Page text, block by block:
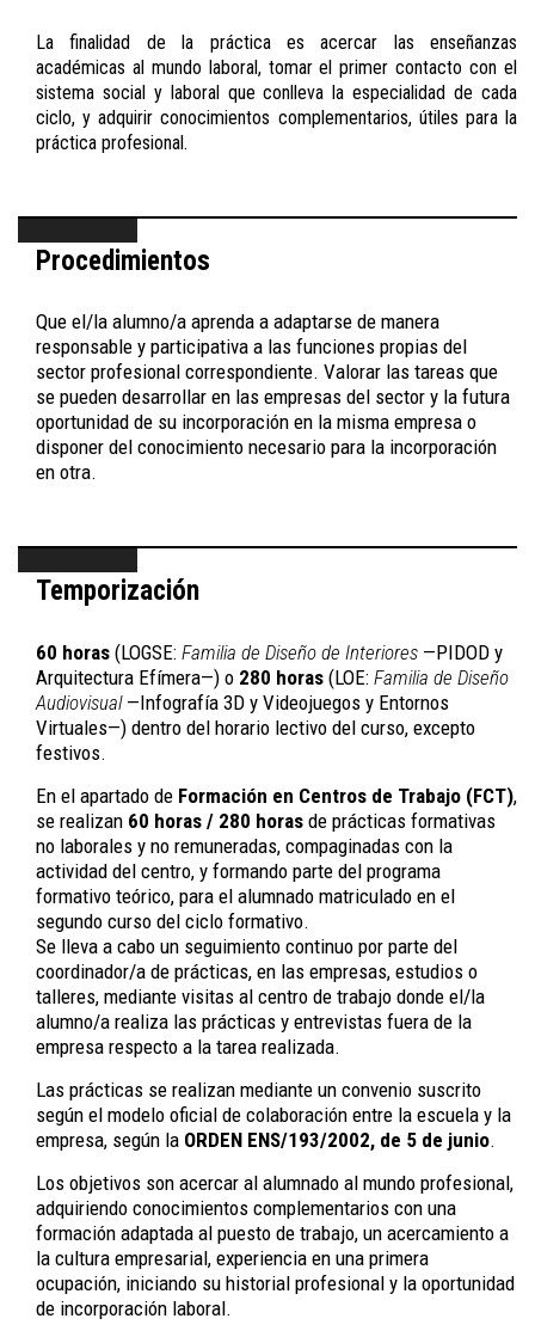
La finalidad de la práctica es acercar las enseñanzas
académicas al mundo laboral, tomar el primer contacto con el
sistema social y laboral que conlleva la especialidad de cada
ciclo, y adquirir conocimientos complementarios, útiles para la
práctica profesional.
Procedimientos
Que el/la alumno/a aprenda a adaptarse de manera
responsable y participativa a las funciones propias del
sector profesional correspondiente. Valorar las tareas que
se pueden desarrollar en las empresas del sector y la futura
oportunidad de su incorporación en la misma empresa o
disponer del conocimiento necesario para la incorporación
en otra.
Temporización
60 horas (LOGSE: Familia de Diseño de Interiores —PIDOD y
Arquitectura Efímera—) o 280 horas (LOE: Familia de Diseño
Audiovisual—Infografía 3D y Videojuegos y Entornos
Virtuales—) dentro del horario lectivo del curso, excepto
festivos.
En el apartado de Formación en Centros de Trabajo (FCT),
se realizan 60 horas / 280 horas de prácticas formativas
no laborales y no remuneradas, compaginadas con la
actividad del centro, y formando parte del programa
formativo teórico, para el alumnado matriculado en el
segundo curso del ciclo formativo.
Se lleva a cabo un seguimiento continuo por parte del
coordinador/a de prácticas, en las empresas, estudios o
talleres, mediante visitas al centro de trabajo donde el/la
alumno/a realiza las prácticas y entrevistas fuera de la
empresa respecto a la tarea realizada.
Las prácticas se realizan mediante un convenio suscrito
según el modelo oficial de colaboración entre la escuela y la
empresa, según la ORDEN ENS/193/2002, de 5 de junio.
Los objetivos son acercar al alumnado al mundo profesional,
adquiriendo conocimientos complementarios con una
formación adaptada al puesto de trabajo, un acercamiento a
la cultura empresarial, experiencia en una primera
ocupación, iniciando su historial profesional y la oportunidad
de incorporación laboral.